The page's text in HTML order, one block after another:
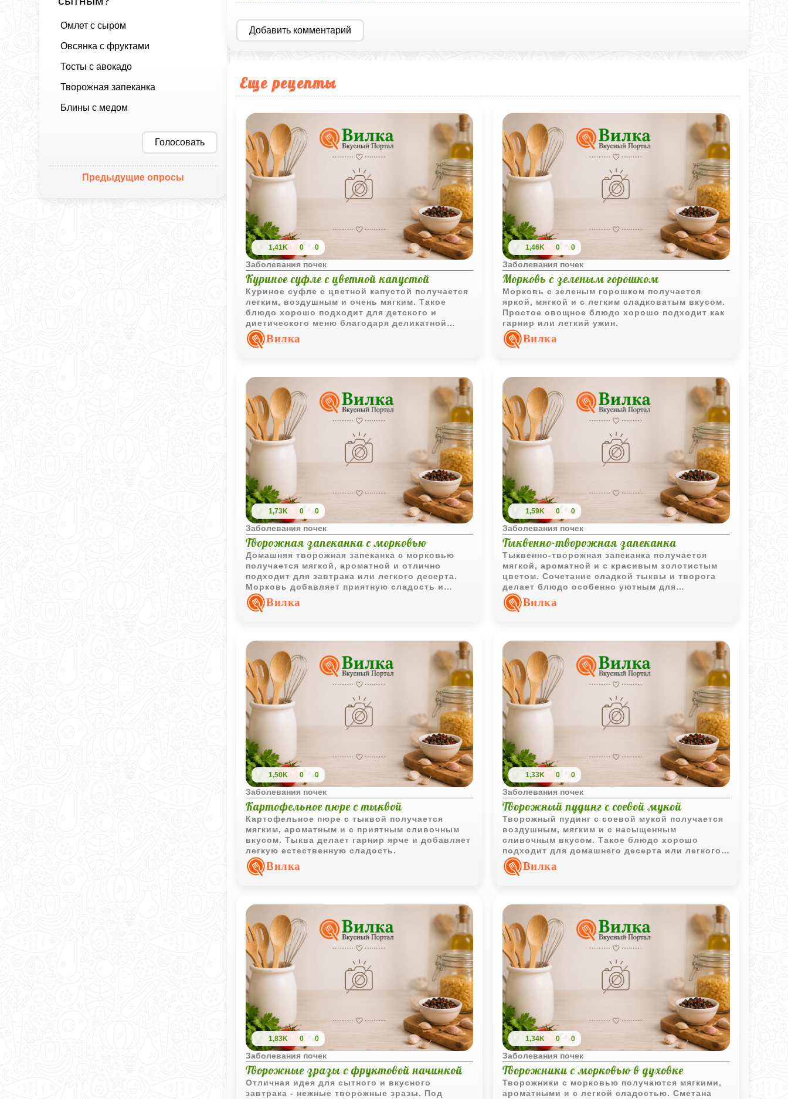
Омлет с сыром
Овсянка с фруктами
Тосты с авокадо
Творожная запеканка
Блины с медом
Голосовать
Предыдущие опросы
Добавить комментарий
Еще рецепты
1,41K 0 0
Заболевания почек
Куриное суфле с цветной капустой
Куриное суфле с цветной капустой получается
легким, воздушным и очень мягким. Такое
блюдо хорошо подходит для детского и
диетического меню благодаря деликатной
текстуре и сливочному вкусу.
Вилка
1,46K 0 0
Заболевания почек
Морковь с зеленым горошком
Морковь с зеленым горошком получается
яркой, мягкой и с легким сладковатым вкусом.
Простое овощное блюдо хорошо подходит как
гарнир или легкий ужин.
Вилка
1,73K 0 0
Заболевания почек
Творожная запеканка с морковью
Домашняя творожная запеканка с морковью
получается мягкой, ароматной и отлично
подходит для завтрака или легкого десерта.
Морковь добавляет приятную сладость и
красивый золотистый оттенок.
Вилка
1,59K 0 0
Заболевания почек
Тыквенно-творожная запеканка
Тыквенно-творожная запеканка получается
мягкой, ароматной и с красивым золотистым
цветом. Сочетание сладкой тыквы и творога
делает блюдо особенно уютным для
домашнего чаепития.
Вилка
1,50K 0 0
Заболевания почек
Картофельное пюре с тыквой
Картофельное пюре с тыквой получается
мягким, ароматным и с приятным сливочным
вкусом. Тыква делает гарнир ярче и добавляет
легкую естественную сладость.
Вилка
1,33K 0 0
Заболевания почек
Творожный пудинг с соевой мукой
Творожный пудинг с соевой мукой получается
воздушным, мягким и с насыщенным
сливочным вкусом. Такое блюдо хорошо
подходит для домашнего десерта или легкого
завтрака.
Вилка
1,83K 0 0
Заболевания почек
Творожные зразы с фруктовой начинкой
Отличная идея для сытного и вкусного
завтрака - нежные творожные зразы. Под
1,34K 0 0
Заболевания почек
Творожники с морковью в духовке
Творожники с морковью получаются мягкими,
ароматными и с легкой сладостью. Сметана